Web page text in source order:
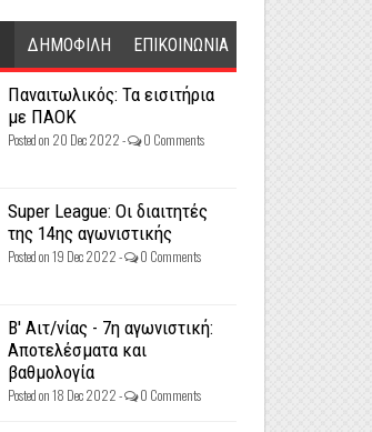
ΔΗΜΟΦΙΛΗ ΕΠΙΚΟΙΝΩΝΙΑ
Παναιτωλικός: Τα εισιτήρια
με ΠΑΟΚ
Posted on 20 Dec 2022 - 0 Comments
Super League: Οι διαιτητές
της 14ης αγωνιστικής
Posted on 19 Dec 2022 - 0 Comments
Β' Αιτ/νίας - 7η αγωνιστική:
Αποτελέσματα και
βαθμολογία
Posted on 18 Dec 2022 - 0 Comments